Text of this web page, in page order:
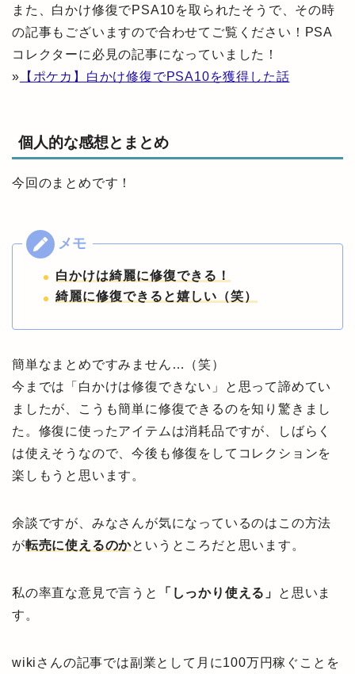
また、白かけ修復でPSA10を取られたそうで、その時
の記事もございますので合わせてご覧ください！PSA
コレクターに必見の記事になっていました！
» 【ポケカ】白かけ修復でPSA10を獲得した話
個人的な感想とまとめ
今回のまとめです！
白かけは綺麗に修復できる！
綺麗に修復できると嬉しい（笑）
簡単なまとめですみません…（笑）
今までは「白かけは修復できない」と思って諦めてい
ましたが、こうも簡単に修復できるのを知り驚きまし
た。修復に使ったアイテムは消耗品ですが、しばらく
は使えそうなので、今後も修復をしてコレクションを
楽しもうと思います。
余談ですが、みなさんが気になっているのはこの方法
が転売に使えるのかというところだと思います。
私の率直な意見で言うと 「しっかり使える」
と思いま
す。
wikiさんの記事では副業として月に100万円稼ぐことを